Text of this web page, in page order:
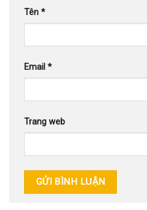
Tên *
Email *
Trang web